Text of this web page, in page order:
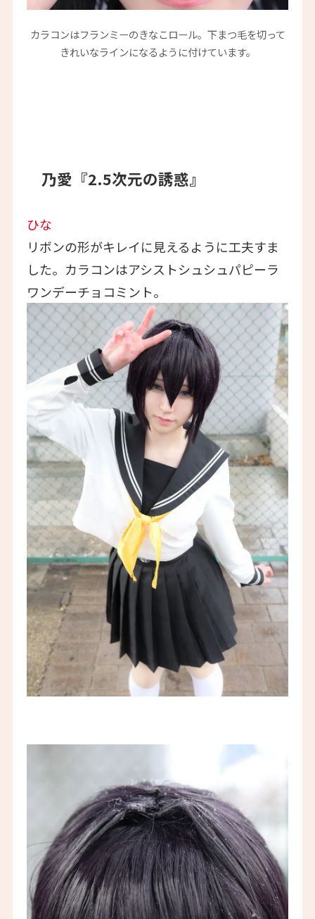
カラコンはフランミーのきなこロール。下まつ毛を切って
きれいなラインになるように付けています。
乃愛『2.5次元の誘惑』
ひな
リボンの形がキレイに見えるように工夫すま
した。カラコンはアシストシュシュパピーラ
ワンデーチョコミント。